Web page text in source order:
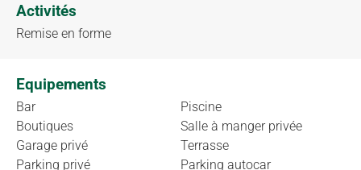
Activités
Remise en forme
Equipements
Bar
Boutiques
Garage privé
Parking privé
Piscine
Salle à manger privée
Terrasse
Parking autocar